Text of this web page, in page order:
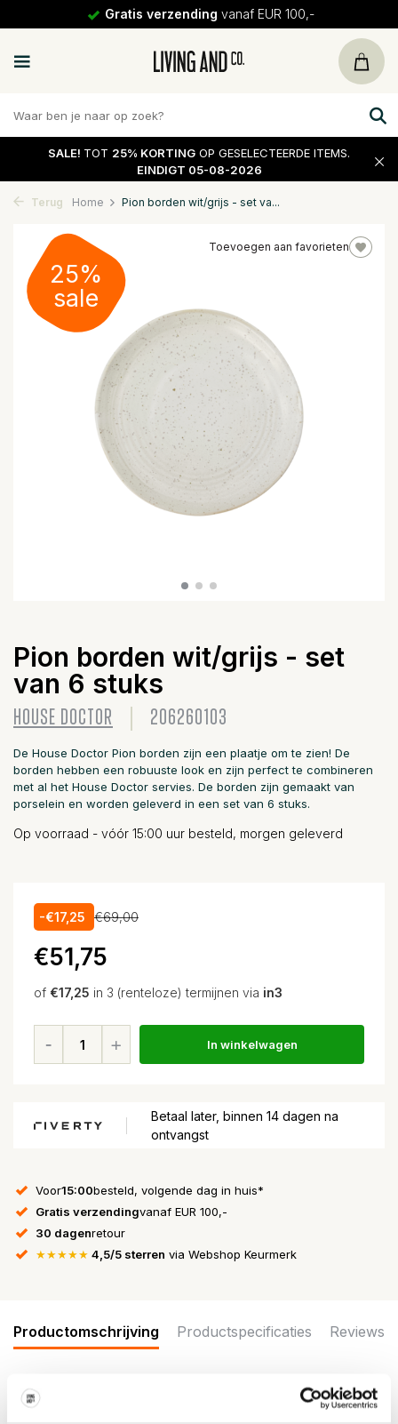
Gratis verzending vanaf EUR 100,-
SALE! TOT 25% KORTING OP GESELECTEERDE ITEMS.
EINDIGT 05-08-2026
Terug Home Pion borden wit/grijs - set va...
Toevoegen aan favorieten
25%
sale
Pion borden wit/grijs - set
van 6 stuks
HOUSE DOCTOR 206260103
De House Doctor Pion borden zijn een plaatje om te zien! De
borden hebben een robuuste look en zijn perfect te combineren
met al het House Doctor servies. De borden zijn gemaakt van
porselein en worden geleverd in een set van 6 stuks.
Op voorraad - vóór 15:00 uur besteld, morgen geleverd
-€17,25 €69,00
€51,75
of €17,25 in 3 (renteloze) termijnen via in3
In winkelwagen
Betaal later, binnen 14 dagen na
ontvangst
Voor15:00besteld, volgende dag in huis*
Gratis verzendingvanaf EUR 100,-
30 dagenretour
★★★★★ 4,5/5 sterren via Webshop Keurmerk
Productomschrijving Productspecificaties Reviews
De House Doctor Pion borden zijn een plaatje om te zien! De